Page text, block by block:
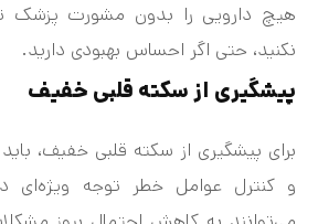
هیچ دارویی را بدون مشورت پزشک
نکنید، حتی اگر احساس بهبودی دارید.
پیشگیری از سکته قلبی خفیف
برای پیشگیری از سکته قلبی خفیف،
و کنترل عوامل خطر توجه ویژه‌ای